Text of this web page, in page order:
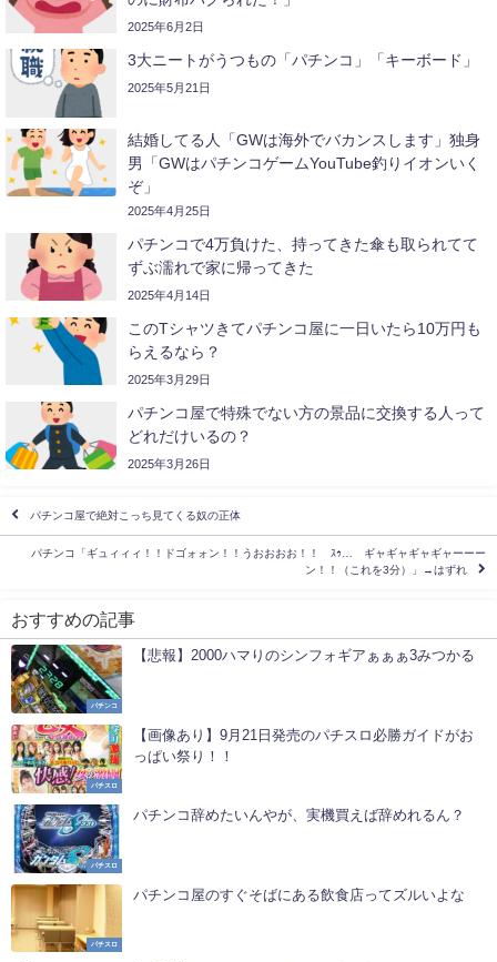
2025年6月2日
3大ニートがうつもの「パチンコ」「キーボード」
2025年5月21日
結婚してる人「GWは海外でバカンスします」独身
男「GWはパチンコゲームYouTube釣りイオンいく
ぞ」
2025年4月25日
パチンコで4万負けた、持ってきた傘も取られてて
ずぶ濡れで家に帰ってきた
2025年4月14日
このTシャツきてパチンコ屋に一日いたら10万円も
らえるなら？
2025年3月29日
パチンコ屋で特殊でない方の景品に交換する人って
どれだけいるの？
2025年3月26日
パチンコ屋で絶対こっち見てくる奴の正体
パチンコ「ギュィィィ！！ドゴォォン！！うおおおお！！ ｽｩ… ギャギャギャギャーーー
ン！！（これを3分）」→はずれ
おすすめの記事
パチンコ
【悲報】2000ハマりのシンフォギアぁぁぁ3みつかる
パチスロ
【画像あり】9月21日発売のパチスロ必勝ガイドがお
っぱい祭り！！
パチスロ
パチンコ辞めたいんやが、実機買えば辞めれるん？
パチスロ
パチンコ屋のすぐそばにある飲食店ってズルいよな